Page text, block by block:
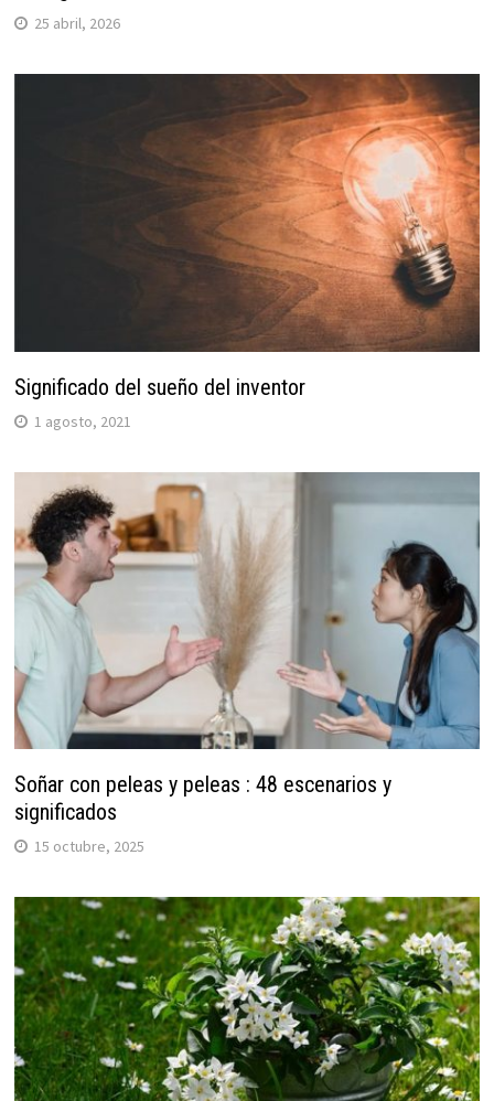
25 abril, 2026
Significado del sueño del inventor
1 agosto, 2021
Soñar con peleas y peleas : 48 escenarios y
significados
15 octubre, 2025